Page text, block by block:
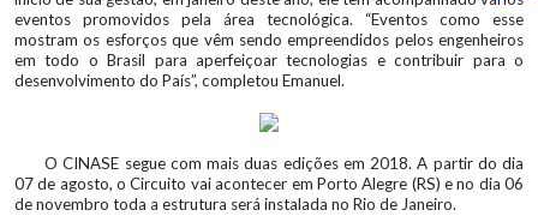
eventos promovidos pela área tecnológica. “Eventos como esse
mostram os esforços que vêm sendo empreendidos pelos engenheiros
em todo o Brasil para aperfeiçoar tecnologias e contribuir para o
desenvolvimento do País”, completou Emanuel.
O CINASE segue com mais duas edições em 2018. A partir do dia
07 de agosto, o Circuito vai acontecer em Porto Alegre (RS) e no dia 06
de novembro toda a estrutura será instalada no Rio de Janeiro.